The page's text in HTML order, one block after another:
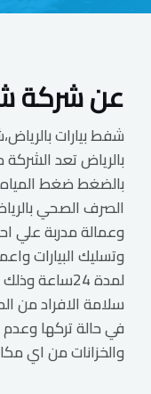
عن شركة
شفط بيارات
بالرياض تعد
بالضغط ضغط
الصرف الصحي
وعمالة مدربة علي
وتسليك البيارات
لمدة
سلامة الافراد من
في حالة تركها
والخزانات من اي